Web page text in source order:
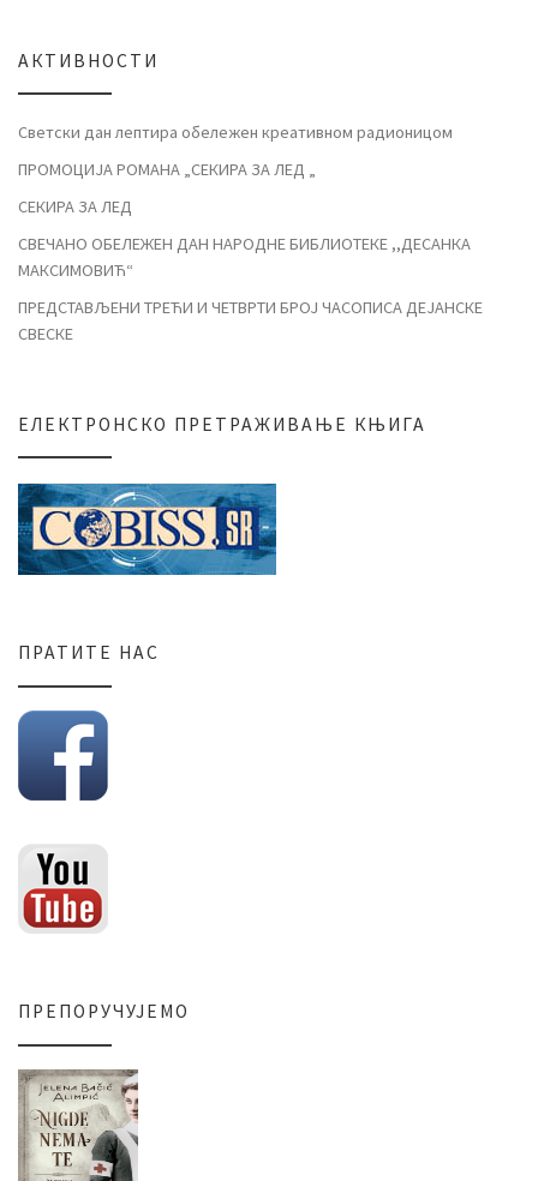
АКТИВНОСТИ
Светски дан лептира обележен креативном радионицом
ПРОМОЦИЈА РОМАНА „СЕКИРА ЗА ЛЕД „
СЕКИРА ЗА ЛЕД
СВЕЧАНО ОБЕЛЕЖЕН ДАН НАРОДНЕ БИБЛИОТЕКЕ ,,ДЕСАНКА
МАКСИМОВИЋ“
ПРЕДСТАВЉЕНИ ТРЕЋИ И ЧЕТВРТИ БРОЈ ЧАСОПИСА ДЕЈАНСКЕ
СВЕСКЕ
ЕЛЕКТРОНСКО ПРЕТРАЖИВАЊЕ КЊИГА
ПРАТИТЕ НАС
ПРЕПОРУЧУЈЕМО